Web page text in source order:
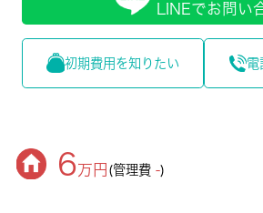
LINEでお問い
初期費用を知りたい 電
6万円 (管理費-)